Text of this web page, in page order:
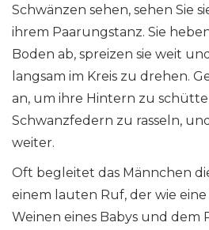
Schwänzen sehen, sehen Sie
ihrem Paarungstanz. Sie
Boden ab, spreizen sie weit
langsam im Kreis zu drehen.
an, um ihre Hintern zu
Schwanzfedern zu rasseln,
weiter.
Oft begleitet das Männchen
einem lauten Ruf, der wie
Weinen eines Babys und dem